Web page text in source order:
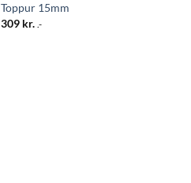
Toppur 15mm
309 kr. .-